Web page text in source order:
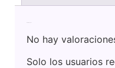
No hay
Solo los usuarios